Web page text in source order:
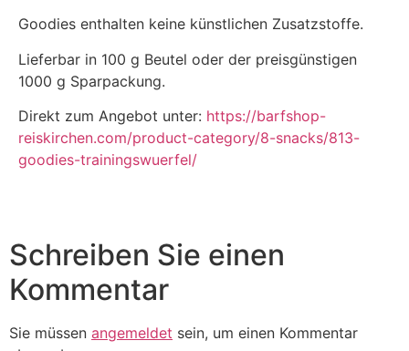
Goodies enthalten keine künstlichen Zusatzstoffe.
Lieferbar in 100 g Beutel oder der preisgünstigen
1000 g Sparpackung.
Direkt zum Angebot unter: https://barfshop-
reiskirchen.com/product-category/8-snacks/813-
goodies-trainingswuerfel/
Schreiben Sie einen
Kommentar
Sie müssen angemeldet sein, um einen Kommentar